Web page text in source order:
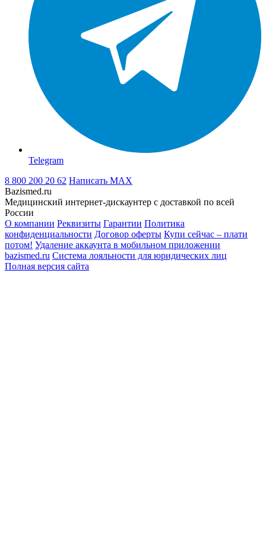
Telegram
8 800 200 20 62 Написать MAX
Bazismed.ru
Медицинский интернет-дискаунтер с доставкой по всей
России
О компании Реквизиты Гарантии Политика
конфиденциальности Договор оферты Купи сейчас – плати
потом! Удаление аккаунта в мобильном приложении
bazismed.ru Система лояльности для юридических лиц
Полная версия сайта